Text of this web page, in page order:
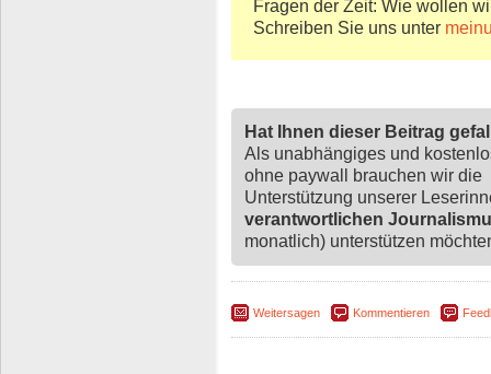
Fragen der Zeit: Wie wollen
Schreiben Sie uns unter
Hat Ihnen dieser Beitrag
Als unabhängiges und
ohne paywall brauchen wir die
Unterstützung unserer
verantwortlichen
monatlich) unterstützen
Weitersagen Kommentieren